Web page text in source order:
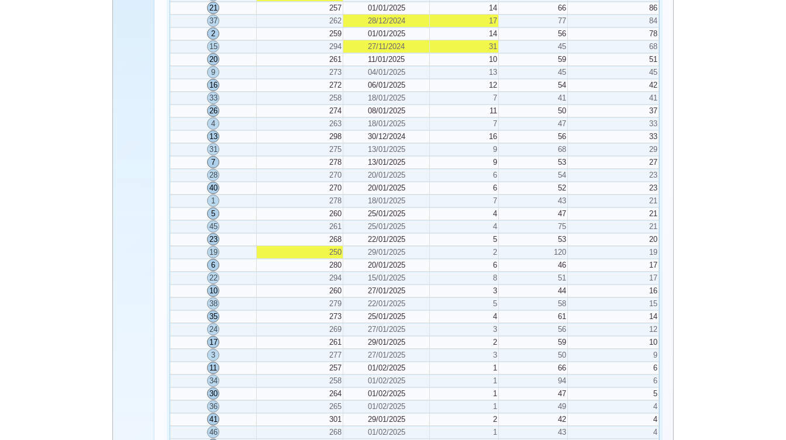
21
257 01/01/2025 14 66
86
37
262 28/12/2024 17 77
84
2
259 01/01/2025 14 56
78
15
294 27/11/2024 31 45
68
20
261 11/01/2025 10 59
51
9
273 04/01/2025 13 45
45
16
272 06/01/2025 12 54
42
33
258 18/01/2025 7 41
41
26
274 08/01/2025 11 50
37
4
263 18/01/2025 7 47
33
13
298 30/12/2024 16 56
33
31
275 13/01/2025 9 68
29
7
278 13/01/2025 9 53
27
28
270 20/01/2025 6 54
23
40
270 20/01/2025 6 52
23
1
278 18/01/2025 7 43
21
5
260 25/01/2025 4 47
21
45
261 25/01/2025 4 75
21
23
268 22/01/2025 5 53
20
19
250 29/01/2025 2 120
19
6
280 20/01/2025 6 46
17
22
294 15/01/2025 8 51
17
10
260 27/01/2025 3 44
16
38
279 22/01/2025 5 58
15
35
273 25/01/2025 4 61
14
24
269 27/01/2025 3 56
12
17
261 29/01/2025 2 59
10
3
277 27/01/2025 3 50
9
11
257 01/02/2025 1 66
6
34
258 01/02/2025 1 94
6
30
264 01/02/2025 1 47
5
36
265 01/02/2025 1 49
4
41
301 29/01/2025 2 42
4
46
268 01/02/2025 1 43 4